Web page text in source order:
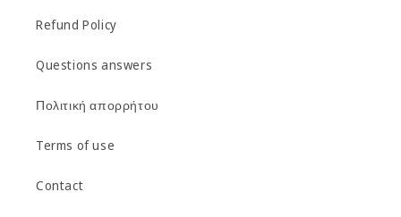
Refund Policy
Questions answers
Πολιτική απορρήτου
Terms of use
Contact